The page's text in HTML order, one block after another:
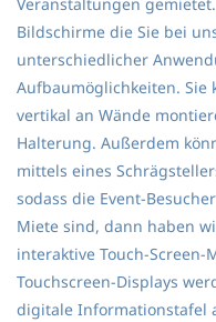
Veranstaltungen
Bildschirme die Sie bei
unterschiedlicher
Aufbaumöglichkeiten. Sie
vertikal an Wände
Halterung. Außerdem
mittels eines
sodass die Event-
Miete sind, dann haben
interaktive Touch-
Touchscreen-Displays
digitale Informationstafel